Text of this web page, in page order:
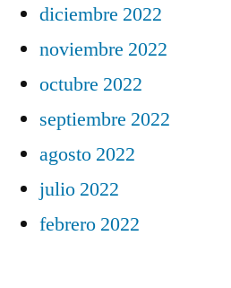
diciembre 2022
noviembre 2022
octubre 2022
septiembre 2022
agosto 2022
julio 2022
febrero 2022